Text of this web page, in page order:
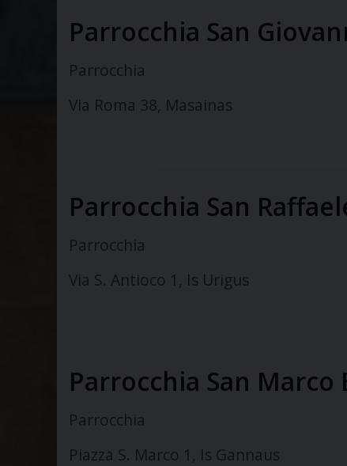
Parrocchia San
Parrocchia
Via Roma 38, Masainas
Parrocchia San
Parrocchia
Via S. Antioco 1, Is Urigus
Parrocchia San Marco
Parrocchia
Piazza S. Marco 1, Is Gannaus